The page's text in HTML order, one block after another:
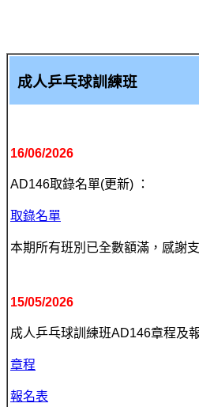
成人乒乓球訓練班
16/06/2026
AD146取錄名單(更新) ：
取錄名單
本期所有班別已全數額滿，感謝支
15/05/2026
成人乒乓球訓練班AD146章程及
章程
報名表